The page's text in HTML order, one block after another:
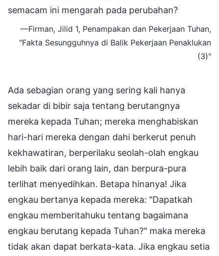
semacam ini mengarah pada perubahan?
—Firman, Jilid 1, Penampakan dan Pekerjaan Tuhan,
"Fakta Sesungguhnya di Balik Pekerjaan Penaklukan
(3)"
Ada sebagian orang yang sering kali hanya
sekadar di bibir saja tentang berutangnya
mereka kepada Tuhan; mereka menghabiskan
hari-hari mereka dengan dahi berkerut penuh
kekhawatiran, berperilaku seolah-olah engkau
lebih baik dari orang lain, dan berpura-pura
terlihat menyedihkan. Betapa hinanya! Jika
engkau bertanya kepada mereka: "Dapatkah
engkau memberitahuku tentang bagaimana
engkau berutang kepada Tuhan?" maka mereka
tidak akan dapat berkata-kata. Jika engkau setia